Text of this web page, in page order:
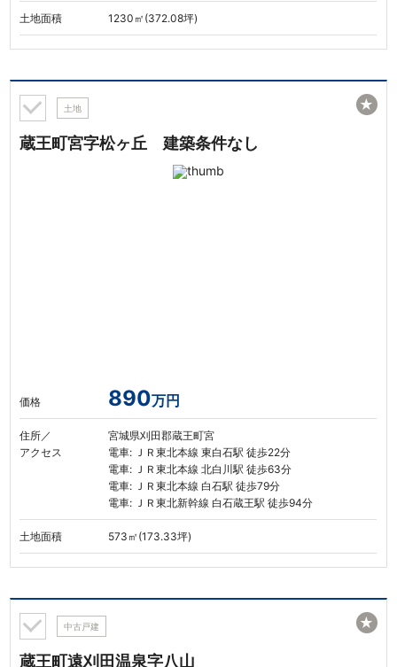
土地面積 1230㎡(372.08坪)
土地
蔵王町宮字松ヶ丘 建築条件なし
価格 890万円
住所／
アクセス
宮城県刈田郡蔵王町宮
電車: ＪＲ東北本線 東白石駅 徒歩22分
電車: ＪＲ東北本線 北白川駅 徒歩63分
電車: ＪＲ東北本線 白石駅 徒歩79分
電車: ＪＲ東北新幹線 白石蔵王駅 徒歩94分
土地面積 573㎡(173.33坪)
★
中古戸建
蔵王町遠刈田温泉字八山
★